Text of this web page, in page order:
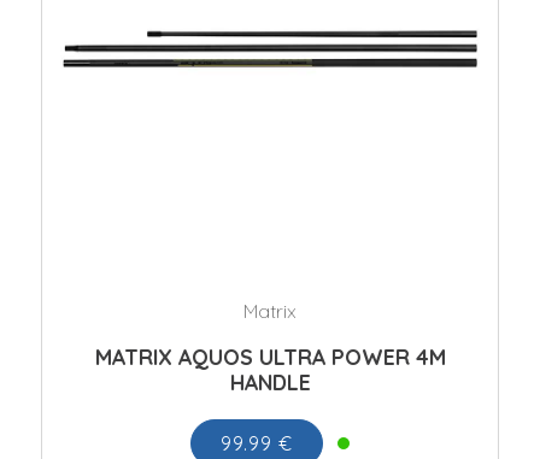
Matrix
MATRIX AQUOS ULTRA POWER 4M
HANDLE
99.99 €